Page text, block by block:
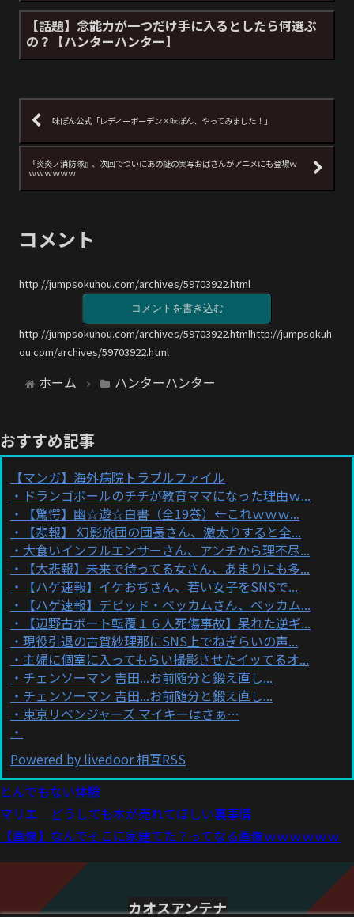
【話題】念能力が一つだけ手に入るとしたら何選ぶ
の？【ハンターハンター】
味ぽん公式「レディーボーデン×味ぽん、やってみました！」
『炎炎ノ消防隊』、次回でついにあの謎の実写おばさんがアニメにも登場ｗ
ｗｗｗｗｗｗ
コメント
http://jumpsokuhou.com/archives/59703922.html
コメントを書き込む
http://jumpsokuhou.com/archives/59703922.htmlhttp://jumpsokuh
ou.com/archives/59703922.html
ホーム ハンターハンター
おすすめ記事
【マンガ】海外病院トラブルファイル
ドランゴボールのチチが教育ママになった理由ｗ...
【驚愕】幽☆遊☆白書（全19巻）←これｗｗｗ...
【悲報】 幻影旅団の団長さん、激太りすると全...
大食いインフルエンサーさん、アンチから理不尽...
【大悲報】未来で待ってる女さん、あまりにも多...
【ハゲ速報】イケおぢさん、若い女子をSNSで...
【ハゲ速報】デビッド・ベッカムさん、ベッカム...
【辺野古ボート転覆１６人死傷事故】呆れた逆ギ...
現役引退の古賀紗理那にSNS上でねぎらいの声...
主婦に個室に入ってもらい撮影させたイッてるオ...
チェンソーマン 吉田...お前随分と鍛え直し...
チェンソーマン 吉田...お前随分と鍛え直し...
東京リベンジャーズ マイキーはさぁ…
Powered by livedoor 相互RSS
とんでもない体験
マリエ どうしても本が売れてほしい裏事情
【画像】なんでそこに家建てた？ってなる画像ｗｗｗｗｗｗ
カオスアンテナ